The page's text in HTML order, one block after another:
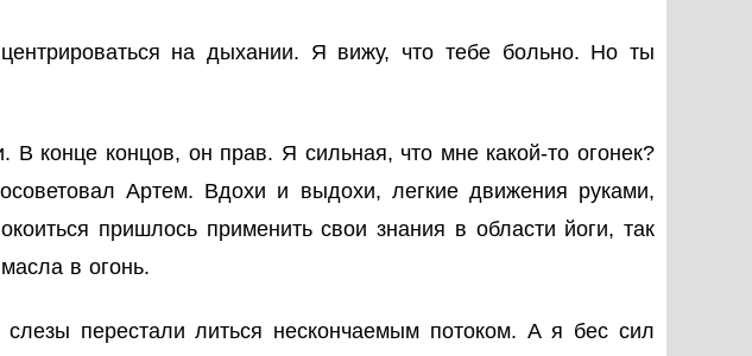
на дыхании. Я вижу, что тебе больно. Но ты
В конце концов, он прав. Я сильная, что мне какой-то огонек?
Артем. Вдохи и выдохи, легкие движения руками,
пришлось применить свои знания в области йоги, так
в огонь.
перестали литься нескончаемым потоком. А я бес сил